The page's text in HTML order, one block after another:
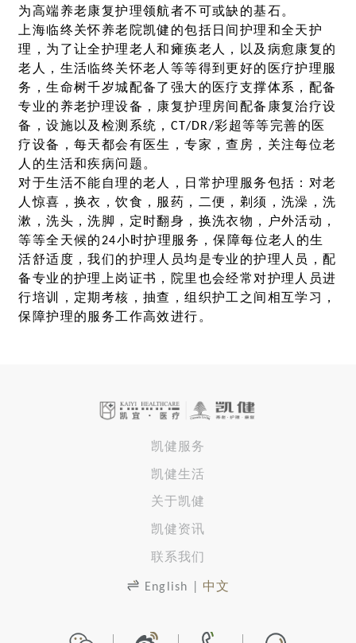
为高端养老康复护理领航者不可或缺的基石。
上海临终关怀养老院凯健的包括日间护理和全天护
理，为了让全护理老人和瘫痪老人，以及病愈康复的
老人，生活临终关怀老人等等得到更好的医疗护理服
务，生命树千岁城配备了强大的医疗支撑体系，配备
专业的养老护理设备，康复护理房间配备康复治疗设
备，设施以及检测系统，CT/DR/彩超等等完善的医
疗设备，每天都会有医生，专家，查房，关注每位老
人的生活和疾病问题。
对于生活不能自理的老人，日常护理服务包括：对老
人惊喜，换衣，饮食，服药，二便，剃须，洗澡，洗
漱，洗头，洗脚，定时翻身，换洗衣物，户外活动，
等等全天候的24小时护理服务，保障每位老人的生
活舒适度，我们的护理人员均是专业的护理人员，配
备专业的护理上岗证书，院里也会经常对护理人员进
行培训，定期考核，抽查，组织护工之间相互学习，
保障护理的服务工作高效进行。
凯健服务
凯健生活
关于凯健
凯健资讯
联系我们
English 中文